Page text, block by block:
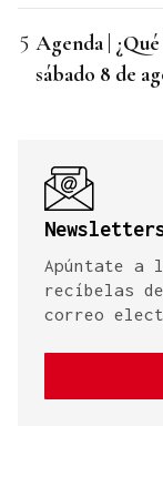
Agenda |
sábado 8 de
Apúntate a
recíbelas
correo